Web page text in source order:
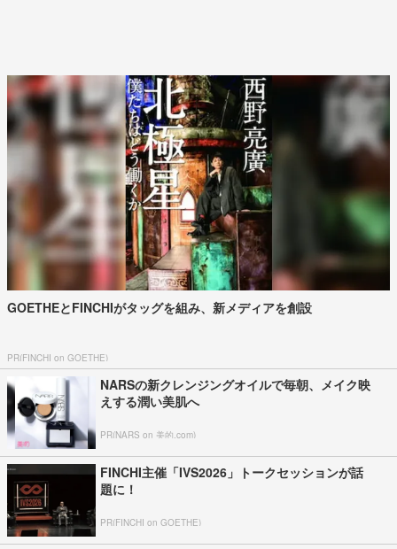
GOETHEとFINCHIがタッグを組み、新メディアを創設
PR(FINCHI on GOETHE)
NARSの新クレンジングオイルで毎朝、メイク映
えする潤い美肌へ
PR(NARS on 美的.com)
FINCHI主催「IVS2026」トークセッションが話
題に！
PR(FINCHI on GOETHE)